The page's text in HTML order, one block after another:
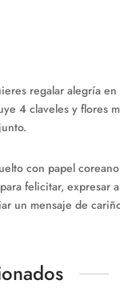
regalar alegría
4 claveles y flores
con papel
felicitar, expresar
un mensaje de